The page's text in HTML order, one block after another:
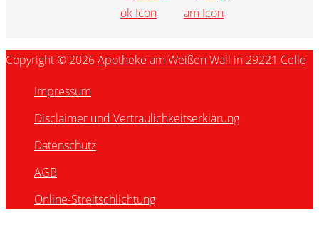
Copyright © 2026Apotheke am Weißen Wall in 29221 Celle
Impressum
Disclaimer und Vertraulichkeitserklärung
Datenschutz
AGB
Online-Streitschlichtung